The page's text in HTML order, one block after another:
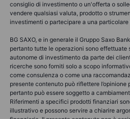
consiglio di investimento o un'offerta o
vendere qualsiasi valuta, prodotto o
investimenti o partecipare a una
BG SAXO, e in generale il Gruppo Saxo
pertanto tutte le operazioni sono effettuate
autonome di investimento da parte dei
ricerche sono forniti solo a scopo
come consulenza o come una
presente contenuto può riflettere l’opinione
pertanto può essere soggetto a
Riferimenti a specifici prodotti finanziari
illustrativo e possono servire a chiarire